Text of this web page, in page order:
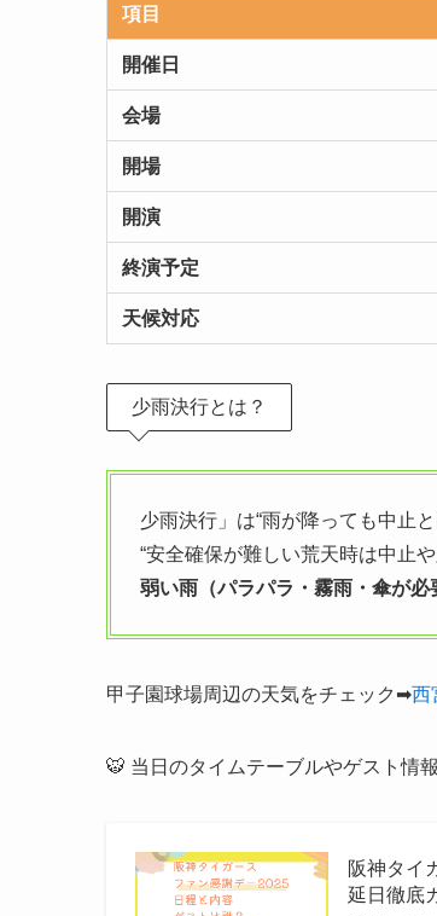
項目
開催日
会場
開場
開演
終演予定
天候対応
少雨決行とは？
少雨決行」は“雨が降っても中止と
“安全確保が難しい荒天時は中止
弱い雨（パラパラ・霧雨・傘が必
甲子園球場周辺の天気をチェック➡西
🐯 当日のタイムテーブルやゲスト情
阪神タイ
延日徹底